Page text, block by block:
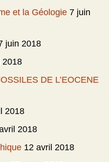
et la Géologie 7 juin
juin 2018
2018
DE L’EOCENE
2018
2018
12 avril 2018